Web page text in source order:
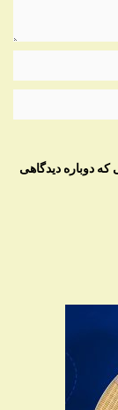
دوباره دیدگاهی